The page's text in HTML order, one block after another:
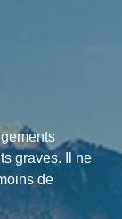
graves. Il ne
de